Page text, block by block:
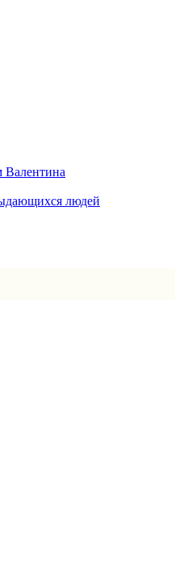
Валентина
людей